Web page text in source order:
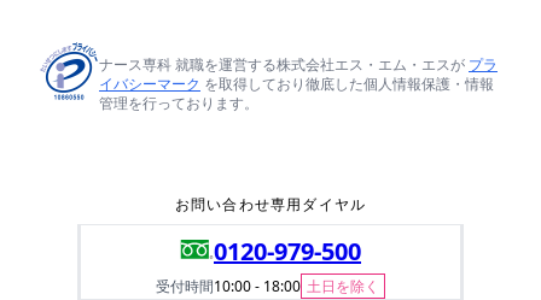
ナース専科 就職を運営する株式会社エス・エム・エスが プラ
イバシーマーク を取得しており徹底した個人情報保護・情報
管理を行っております。
お問い合わせ専用ダイヤル
0120-979-500
受付時間10:00 - 18:00 土日を除く